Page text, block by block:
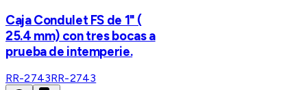
Caja Condulet FS de 1" (
25.4 mm) con tres bocas a
prueba de intemperie.
RR-2743RR-2743